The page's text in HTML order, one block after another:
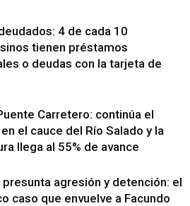
4 de cada 10
tienen préstamos
o deudas con la tarjeta de
Carretero: continúa el
el cauce del Río Salado y la
llega al 55% de avance
presunta agresión y detención: el
caso que envuelve a Facundo